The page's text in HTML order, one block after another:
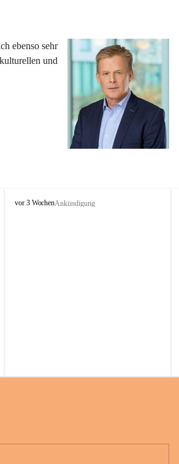
ebenso sehr
und
L
vor 3 WochenAnkündigung